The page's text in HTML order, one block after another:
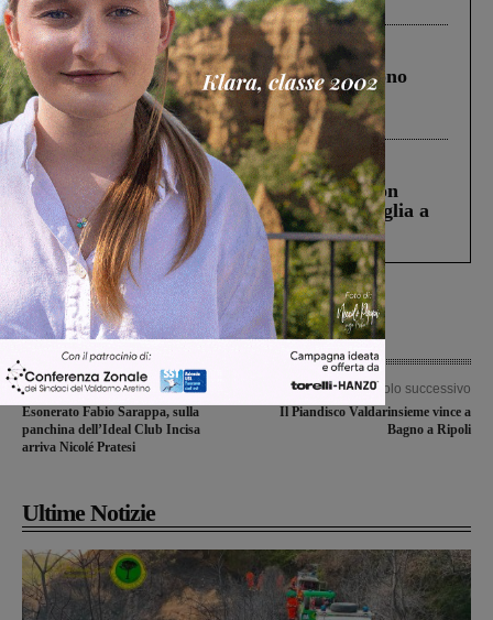
Cronaca 4 Agosto 2026
Un anno fa la strage in A1 in cui morirono
Gianni, Giulia e Franco. Lo schianto, il
processo, lo stop ai sorpassi fra tir....
Cronaca 3 Agosto 2026
Scomparso da una struttura di Castiglion
Fiorentino l’uomo che aveva ucciso la figlia a
Levane nel 2020
Articolo precedente
Esonerato Fabio Sarappa, sulla
panchina dell’Ideal Club Incisa
arriva Nicolé Pratesi
Articolo successivo
Il Piandisco Valdarinsieme vince a
Bagno a Ripoli
Ultime Notizie